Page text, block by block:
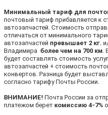
Минимальный тариф для
почтовый тариф прибавляется к
автозапчастей. Стоимость
отличаться от минимального
автозапчастей превышает 2 кг.
Владимира более чем на 700 км
будет составлять стоимость
автозапчастей + стоимость
конвертов. Разница будет
согласно тарифу Почты России.
ВНИМАНИЕ! Почта России за
платежом берет комиссию 4-7%